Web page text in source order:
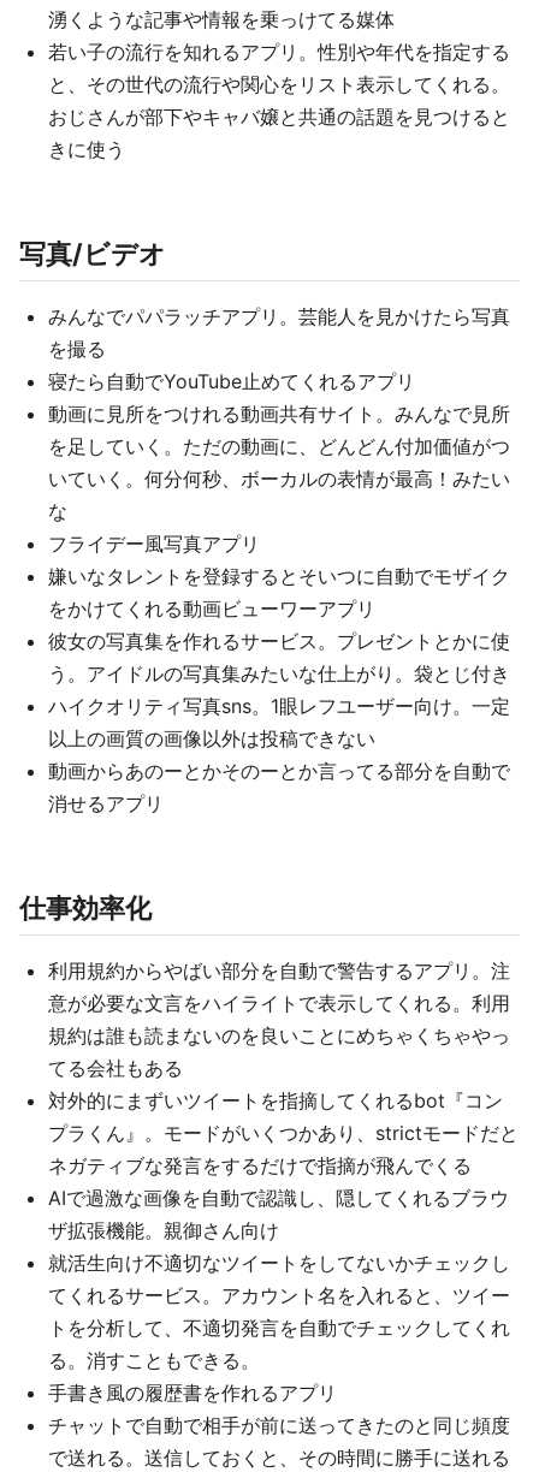
湧くような記事や情報を乗っけてる媒体
若い子の流行を知れるアプリ。性別や年代を指定する
と、その世代の流行や関心をリスト表示してくれる。
おじさんが部下やキャバ嬢と共通の話題を見つけると
きに使う
写真/ビデオ
みんなでパパラッチアプリ。芸能人を見かけたら写真
を撮る
寝たら自動でYouTube止めてくれるアプリ
動画に見所をつけれる動画共有サイト。みんなで見所
を足していく。ただの動画に、どんどん付加価値がつ
いていく。何分何秒、ボーカルの表情が最高！みたい
な
フライデー風写真アプリ
嫌いなタレントを登録するとそいつに自動でモザイク
をかけてくれる動画ビューワーアプリ
彼女の写真集を作れるサービス。プレゼントとかに使
う。アイドルの写真集みたいな仕上がり。袋とじ付き
ハイクオリティ写真sns。1眼レフユーザー向け。一定
以上の画質の画像以外は投稿できない
動画からあのーとかそのーとか言ってる部分を自動で
消せるアプリ
仕事効率化
利用規約からやばい部分を自動で警告するアプリ。注
意が必要な文言をハイライトで表示してくれる。利用
規約は誰も読まないのを良いことにめちゃくちゃやっ
てる会社もある
対外的にまずいツイートを指摘してくれるbot『コン
プラくん』。モードがいくつかあり、strictモードだと
ネガティブな発言をするだけで指摘が飛んでくる
AIで過激な画像を自動で認識し、隠してくれるブラウ
ザ拡張機能。親御さん向け
就活生向け不適切なツイートをしてないかチェックし
てくれるサービス。アカウント名を入れると、ツイー
トを分析して、不適切発言を自動でチェックしてくれ
る。消すこともできる。
手書き風の履歴書を作れるアプリ
チャットで自動で相手が前に送ってきたのと同じ頻度
で送れる。送信しておくと、その時間に勝手に送れる